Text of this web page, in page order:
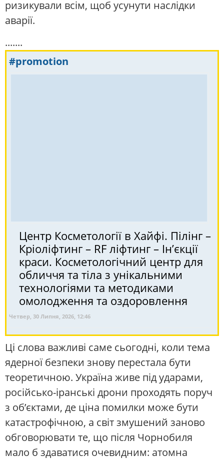
ризикували всім, щоб усунути наслідки
аварії.
.......
#promotion
Центр Косметології в Хайфі. Пілінг –
Кріоліфтинг – RF ліфтинг – Ін’єкції
краси. Косметологічний центр для
обличчя та тіла з унікальними
технологіями та методиками
омолодження та оздоровлення
Четвер, 30 Липня, 2026, 12:46
Ці слова важливі саме сьогодні, коли тема
ядерної безпеки знову перестала бути
теоретичною. Україна живе під ударами,
російсько-іранські дрони проходять поруч
з об’єктами, де ціна помилки може бути
катастрофічною, а світ змушений заново
обговорювати те, що після Чорнобиля
мало б здаватися очевидним: атомна